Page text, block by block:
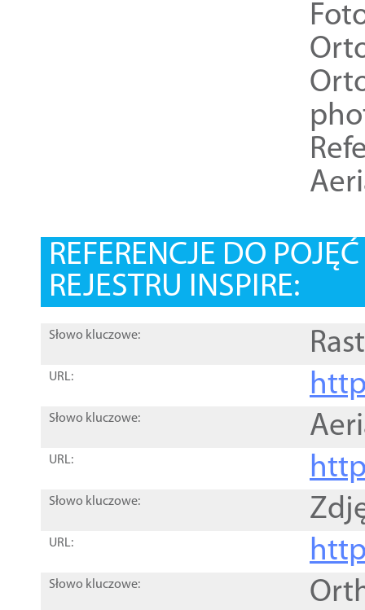
REFERENCJE DO
REJESTRU INSPIRE:
Słowo kluczowe:
URL:
Słowo kluczowe:
URL:
Słowo kluczowe:
URL:
Słowo kluczowe: